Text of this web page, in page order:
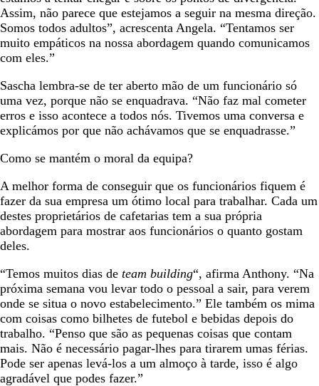
Assim, não parece que estejamos a seguir na mesma direção.
Somos todos adultos”, acrescenta Angela. “Tentamos ser
muito empáticos na nossa abordagem quando comunicamos
com eles.”
Sascha lembra-se de ter aberto mão de um funcionário só
uma vez, porque não se enquadrava. “Não faz mal cometer
erros e isso acontece a todos nós. Tivemos uma conversa e
explicámos por que não achávamos que se enquadrasse.”
Como se mantém o moral da equipa?
A melhor forma de conseguir que os funcionários fiquem é
fazer da sua empresa um ótimo local para trabalhar. Cada um
destes proprietários de cafetarias tem a sua própria
abordagem para mostrar aos funcionários o quanto gostam
deles.
“Temos muitos dias de team building“, afirma Anthony. “Na
próxima semana vou levar todo o pessoal a sair, para verem
onde se situa o novo estabelecimento.” Ele também os mima
com coisas como bilhetes de futebol e bebidas depois do
trabalho. “Penso que são as pequenas coisas que contam
mais. Não é necessário pagar-lhes para tirarem umas férias.
Pode ser apenas levá-los a um almoço à tarde, isso é algo
agradável que podes fazer.”